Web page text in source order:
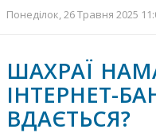
Понеділок, 26 Травня 2025
ШАХРАЇ
ІНТЕРНЕТ-
ВДАЄТЬСЯ?